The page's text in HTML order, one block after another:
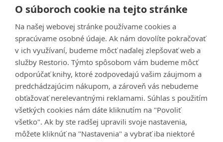
O súboroch cookie na tejto stránke
Na našej webovej stránke používame cookies a
spracúvame osobné údaje. Ak nám dovolíte pokračovať
v ich využívaní, budeme môcť naďalej zlepšovať web a
služby Restorio. Týmto spôsobom vám budeme môcť
odporúčať knihy, ktoré zodpovedajú vašim záujmom a
predchádzajúcim nákupom, a zároveň vás nebudeme
obťažovať nerelevantnými reklamami. Súhlas s použitím
všetkých cookies nám dáte kliknutím na "Povoliť
všetko". Ak by ste radšej upravili svoje nastavenia,
môžete kliknúť na "Nastavenia" a vybrať iba niektoré
Zabudli ste heslo?
Prihlásiť